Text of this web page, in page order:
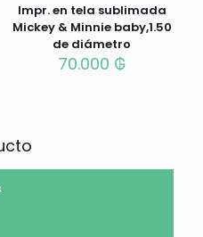
Impr. en tela sublimada
Mickey & Minnie baby,1.50
de diámetro
70.000 ₲